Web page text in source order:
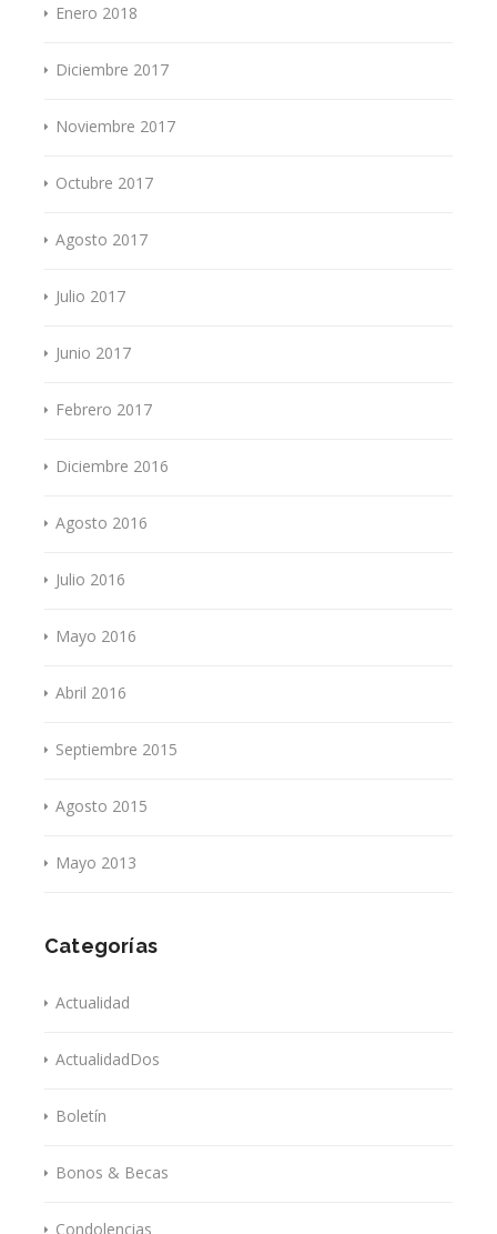
Enero 2018
Diciembre 2017
Noviembre 2017
Octubre 2017
Agosto 2017
Julio 2017
Junio 2017
Febrero 2017
Diciembre 2016
Agosto 2016
Julio 2016
Mayo 2016
Abril 2016
Septiembre 2015
Agosto 2015
Mayo 2013
Categorías
Actualidad
ActualidadDos
Boletín
Bonos & Becas
Condolencias